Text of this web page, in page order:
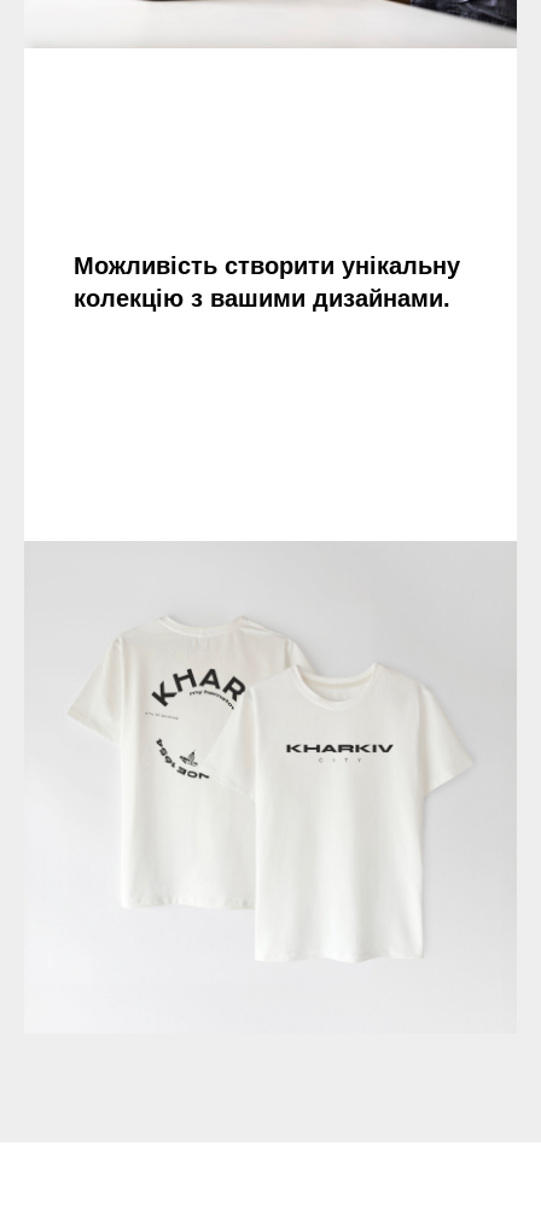
Можливість створити унікальну
колекцію з вашими дизайнами.